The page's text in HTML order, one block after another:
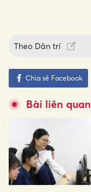
Theo Dân trí
Chia sẻ Facebook
Bài liên quan